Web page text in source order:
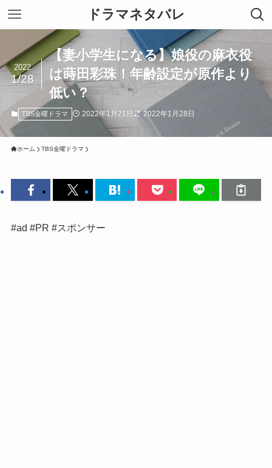
ドラマネタバレ
【妻小学生になる】娘役の麻衣役
は蒔田彩珠！年齢設定が原作より
低い？
2022
1/28
TBS金曜ドラマ 2022年1月21日 2022年1月28日
ホーム TBS金曜ドラマ
#ad #PR #スポンサー